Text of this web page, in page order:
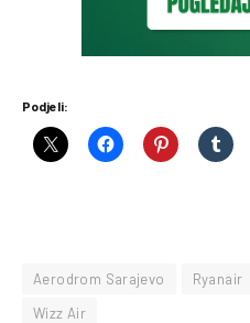
Podjeli:
Aerodrom Sarajevo Ryanair
Wizz Air